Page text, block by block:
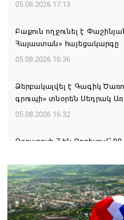
05.08.2026 17:13
Բաքուն ողջունել է
Հայաստան» հայեցակարգը
05.08.2026 16:36
Ձերբակալվել է Գագիկ
գրուպի» տնօրեն Սեդրակ
05.08.2026 16:32
Օգոստոսի 7-ին Գորիսում՝
05.08.2026 15:44
Սպառված իշխանության
05.08.2026 14:27